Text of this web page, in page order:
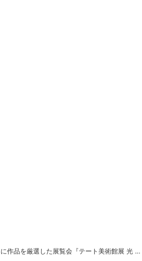
作品を厳選した展覧会『テート美術館展 光 …